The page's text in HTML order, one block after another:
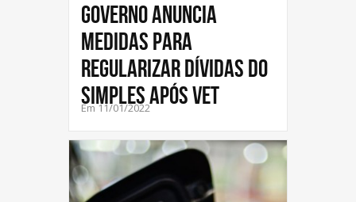
Governo anuncia
medidas para
regularizar dívidas do
Simples após vet
Em 11/01/2022